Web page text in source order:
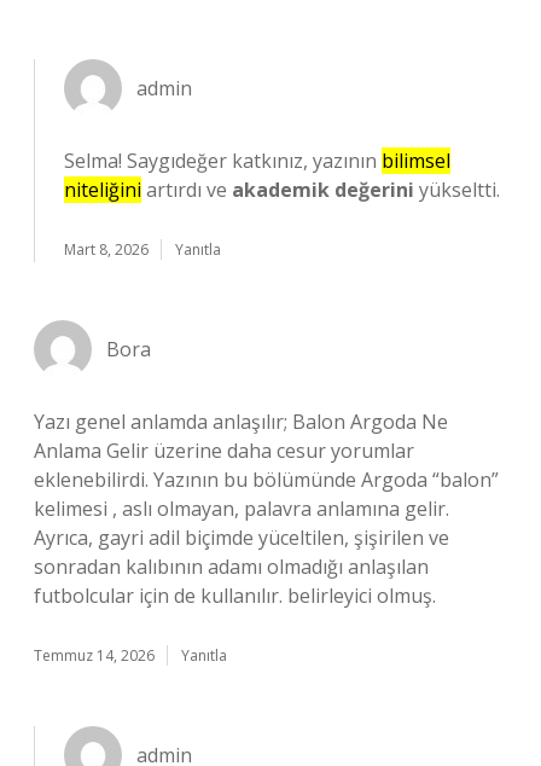
admin
Selma! Saygıdeğer katkınız, yazının bilimsel
niteliğini artırdı ve akademik değerini yükseltti.
Mart 8, 2026 Yanıtla
Bora
Yazı genel anlamda anlaşılır; Balon Argoda Ne
Anlama Gelir üzerine daha cesur yorumlar
eklenebilirdi. Yazının bu bölümünde Argoda “balon”
kelimesi , aslı olmayan, palavra anlamına gelir.
Ayrıca, gayri adil biçimde yüceltilen, şişirilen ve
sonradan kalıbının adamı olmadığı anlaşılan
futbolcular için de kullanılır. belirleyici olmuş.
Temmuz 14, 2026 Yanıtla
admin